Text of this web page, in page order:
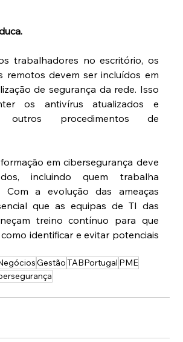
trabalhadores no escritório, os
remotos devem ser incluídos em
de segurança da rede. Isso
os antivírus atualizados e
outros procedimentos de
em cibersegurança deve
incluindo quem trabalha
Com a evolução das ameaças
que as equipas de TI das
treino contínuo para que
identificar e evitar potenciais
GestãoTABPortugal PME